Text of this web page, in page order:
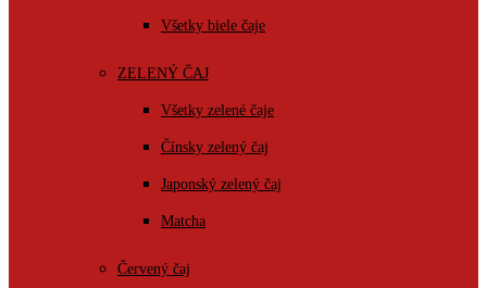
Všetky biele čaje
ZELENÝ ČAJ
Všetky zelené čaje
Čínsky zelený čaj
Japonský zelený čaj
Matcha
Červený čaj